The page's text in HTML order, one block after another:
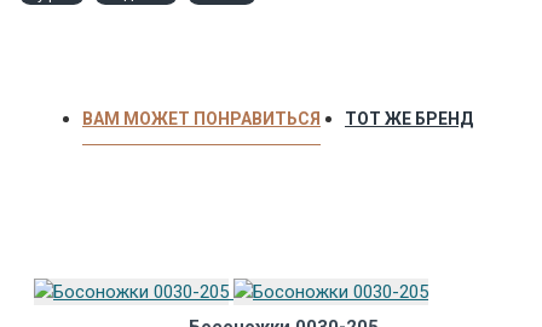
ВАМ МОЖЕТ ПОНРАВИТЬСЯ ТОТ ЖЕ БРЕНД